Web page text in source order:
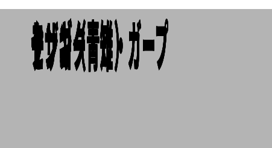
センゴク
Add To Cart
モンキー・Ｄ・ガープ
Add To Cart
クザン（青雉）
Add To Cart